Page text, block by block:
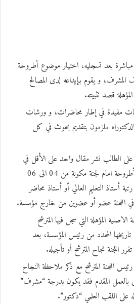
مباشرة بعد تسجليه، اختيار موضوع أطروحة
المشرف، و يقوم بإيداعه لدى المصالح
قصد تثبيته.
مفيدة في إطار محاضرات، و ورشات
ملزمون بتقديم بحوث في كل
على الطالب نشر مقال واحد على الأقل في
مجلة علمية. وتتم مناقشة الأطروحة امام لجنة مكونة من 04 الى 06
أستاذ التعليم العالي أو أستاذ محاضر
اللجنة عضو أو عضوين من خارج مؤسسة.
المؤهلة التي سجل فيها المترشح
المحدد من رئيس المؤسسة، بعد
اللجنة نجاح المترشح أو تأجيله.
اللجنة المترشح مع ذكر ملاحظة النجاح
المقدم فقد يكون بدرجة “مشرف”
اللقب العلمي “دكتور”.